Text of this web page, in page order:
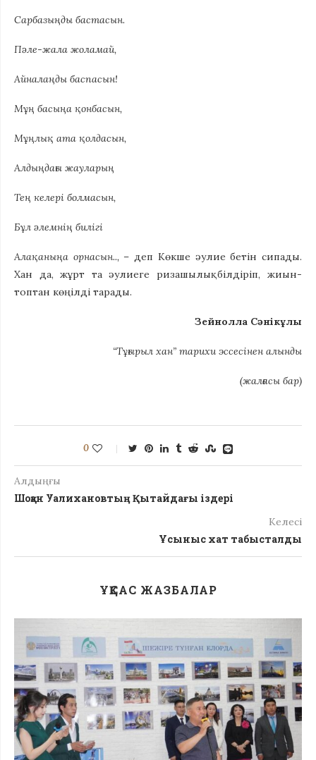
Сарбазыңды бастасын.
Пәле-жала жоламай,
Айналаңды баспасын!
Мұң басыңа қонбасын,
Мұңлық ата қолдасын,
Алдыңдағы жауларың
Тең келері болмасын,
Бұл әлемнің билігі
Алақаныңа орнасын.., – деп Көкше әулие бетін сипады.
Хан да, жұрт та әулиеге ризашылық білдіріп, жиын-
топтан көңілді тарады.
Зейнолла Сәнікұлы
“Тұғырыл хан” тарихи эссесінен алынды
(жалғасы бар)
0
Алдыңғы
Шоқан Уалихановтың Қытайдағы іздері
Келесі
Ұсыныс хат табысталды
ҰҚСАС ЖАЗБАЛАР